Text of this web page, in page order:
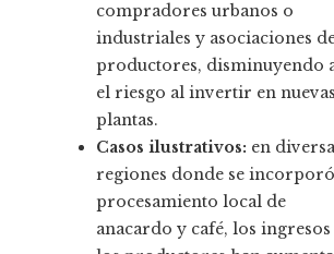
compradores urbanos o
industriales y asociaciones
productores, disminuyendo
el riesgo al invertir en nuevas
plantas.
Casos ilustrativos: en
regiones donde se incorporó
procesamiento local de
anacardo y café, los ingresos